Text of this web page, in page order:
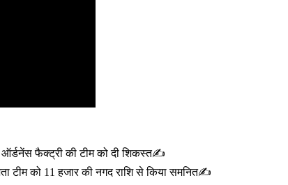
ऑर्डनेंस फैक्ट्री की टीम को दी शिकस्त✍️
टीम को 11 हजार की नगद राशि से किया समनित✍️